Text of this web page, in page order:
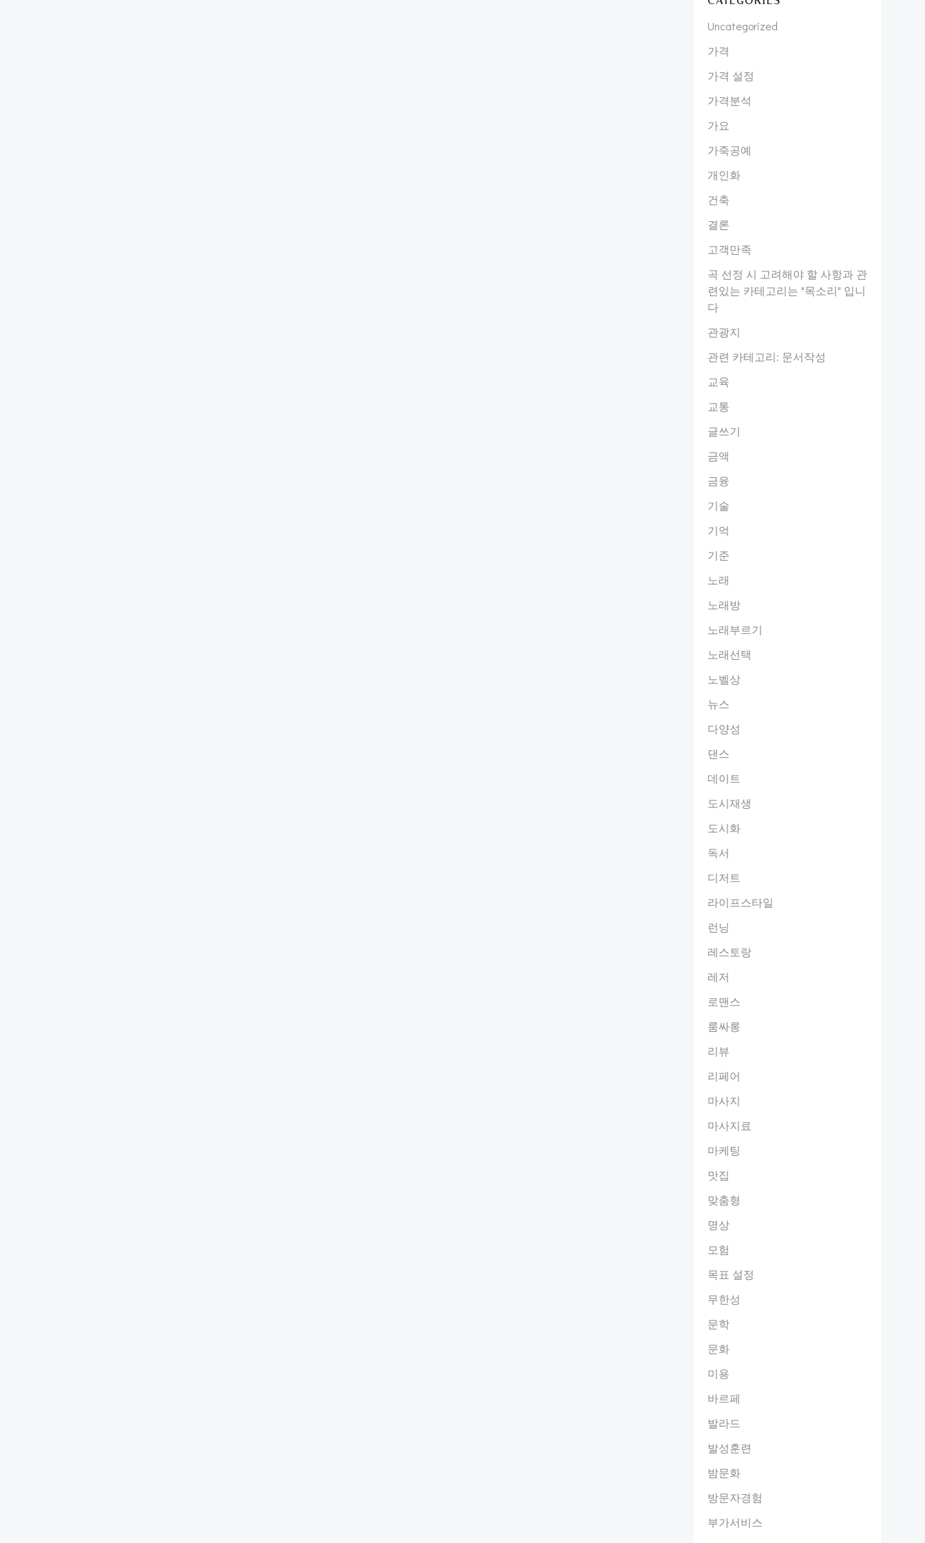
Uncategorized
가격
가격 설정
가격분석
가요
가죽공예
개인화
건축
결론
고객만족
곡 선정 시 고려해야 할 사항과 관
련있는 카테고리는 "목소리" 입니
다
관광지
관련 카테고리: 문서작성
교육
교통
글쓰기
금액
금융
기술
기억
기준
노래
노래방
노래부르기
노래선택
노벨상
뉴스
다양성
댄스
데이트
도시재생
도시화
독서
디저트
라이프스타일
런닝
레스토랑
레저
로맨스
룸싸롱
리뷰
리페어
마사지
마사지료
마케팅
맛집
맞춤형
명상
모험
목표 설정
무한성
문학
문화
미용
바르페
발라드
발성훈련
밤문화
방문자경험
부가서비스